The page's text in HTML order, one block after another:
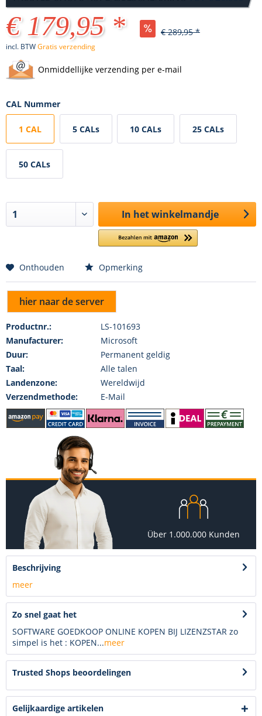
€ 179,95 * € 289,95 *
incl. BTWGratis verzending
Onmiddellijke verzending per e-mail
CAL Nummer
1 CAL 5 CALs 10 CALs 25 CALs
50 CALs
In het winkelmandje
Onthouden Opmerking
hier naar de server
Productnr.:
LS-101693
Manufacturer:
Microsoft
Duur:
Permanent geldig
Taal:
Alle talen
Landenzone:
Wereldwijd
Verzendmethode:
E-Mail
Über 1.000.000 Kunden
Beschrijving
meer
Zo snel gaat het
SOFTWARE GOEDKOOP ONLINE KOPEN BIJ LIZENZSTAR zo
simpel is het : KOPEN...meer
Trusted Shops beoordelingen
Gelijkaardige artikelen